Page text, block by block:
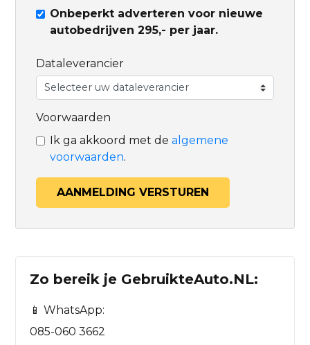
Onbeperkt adverteren voor nieuwe
autobedrijven 295,- per jaar.
Dataleverancier
Voorwaarden
Ik ga akkoord met de algemene
voorwaarden.
AANMELDING VERSTUREN
Zo bereik je GebruikteAuto.NL:
📱 WhatsApp:
085-060 3662